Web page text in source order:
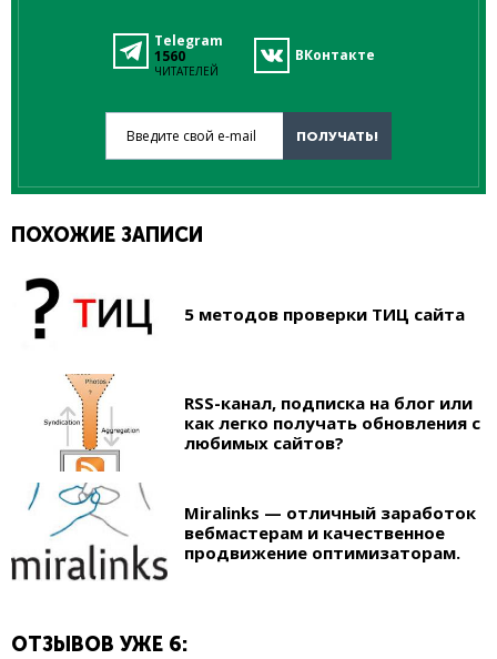
Telegram
1560
ЧИТАТЕЛЕЙ
ВКонтакте
ПОЛУЧАТЬ!
ПОХОЖИЕ ЗАПИСИ
5 методов проверки ТИЦ сайта
RSS-канал, подписка на блог или
как легко получать обновления с
любимых сайтов?
Miralinks — отличный заработок
вебмастерам и качественное
продвижение оптимизаторам.
ОТЗЫВОВ УЖЕ 6: